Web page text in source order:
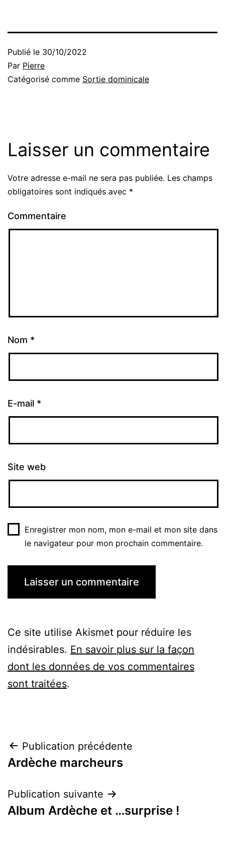
Publié le 30/10/2022
Par Pierre
Catégorisé comme Sortie dominicale
Laisser un commentaire
Votre adresse e-mail ne sera pas publiée. Les champs
obligatoires sont indiqués avec *
Commentaire
Nom *
E-mail *
Site web
Enregistrer mon nom, mon e-mail et mon site dans
le navigateur pour mon prochain commentaire.
Ce site utilise Akismet pour réduire les
indésirables. En savoir plus sur la façon
dont les données de vos commentaires
sont traitées.
Navigation
de
l’article
Publication précédente
Ardèche marcheurs
Publication suivante
Album Ardèche et …surprise !